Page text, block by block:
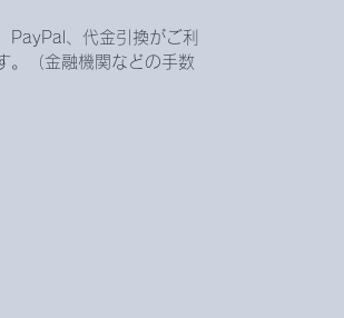
PayPal、代金引換がご利
。（金融機関などの手数